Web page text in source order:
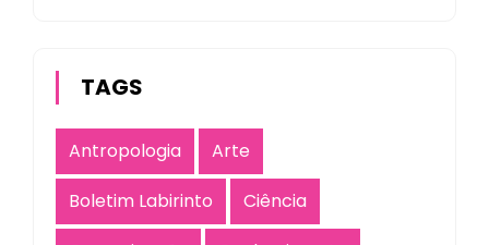
TAGS
Antropologia
Arte
Boletim Labirinto
Ciência